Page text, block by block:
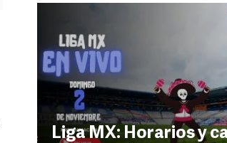
Liga MX: Horarios y